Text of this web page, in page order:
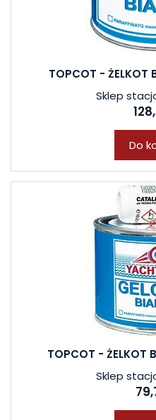
TOPCOT - ŻELKOT
Sklep
Do
TOPCOT - ŻELKOT
Sklep